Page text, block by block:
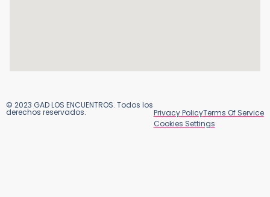
© 2023 GAD LOS ENCUENTROS. Todos los
derechos reservados. Privacy PolicyTerms Of Service
Cookies Settings